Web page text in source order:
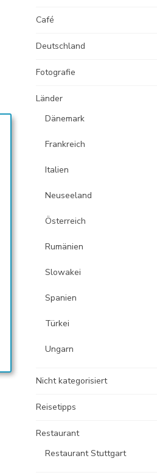
Café
Deutschland
Fotografie
Länder
Dänemark
Frankreich
Italien
Neuseeland
Österreich
Rumänien
Slowakei
Spanien
Türkei
Ungarn
Nicht kategorisiert
Reisetipps
Restaurant
Restaurant Stuttgart